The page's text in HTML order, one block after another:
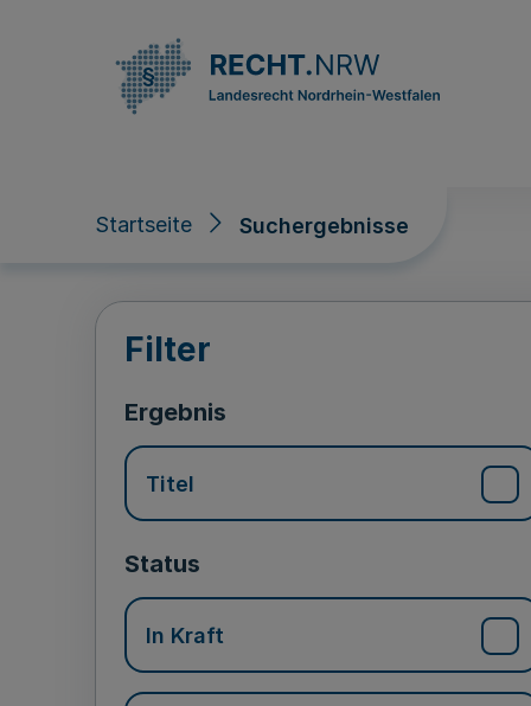
Startseite Suchergebnisse
Suchergebnisse
Filter
Ergebnis
Titel
Status
In Kraft